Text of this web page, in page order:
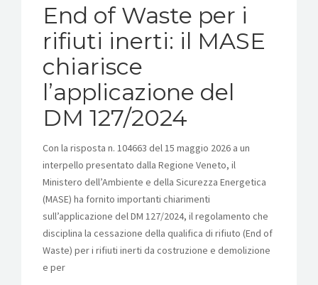
End of Waste per i
rifiuti inerti: il MASE
chiarisce
l’applicazione del
DM 127/2024
Con la risposta n. 104663 del 15 maggio 2026 a un
interpello presentato dalla Regione Veneto, il
Ministero dell’Ambiente e della Sicurezza Energetica
(MASE) ha fornito importanti chiarimenti
sull’applicazione del DM 127/2024, il regolamento che
disciplina la cessazione della qualifica di rifiuto (End of
Waste) per i rifiuti inerti da costruzione e demolizione
e per